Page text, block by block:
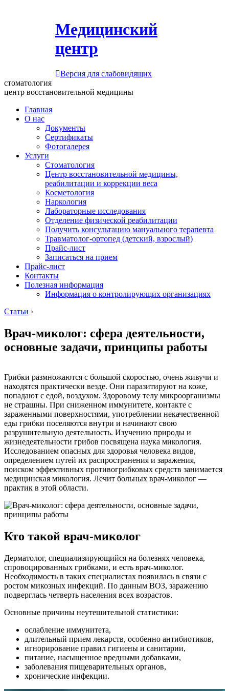
Медицинский
центр
Версия для слабовидящих
стоматология
центр восстановительной медицины
Главная
О нас
Документы
Сертификаты
Фотогалерея
Услуги
Стоматология
Центр восстановительной медицины,
реабилитации и коррекции веса
Косметология
Наркология
Лабораторные исследования
Отделение физической реабилитации
Получить консультацию мануального терапевта
Травматолог-ортопед (детский, взрослый)
Прайс-лист
Записаться на прием
Прайс-лист
Контакты
Полезная информация
Информация о контролирующих организациях
Статьи ›
Врач-миколог: сфера деятельности,
основные задачи, принципы работы
Грибки размножаются с большой скоростью, очень живучи и
находятся практически везде. Они паразитируют на коже,
попадают с едой, воздухом. Здоровому телу микроорганизмы
не страшны. При сниженном иммунитете, контакте с
зараженными поверхностями, употреблении некачественной
еды грибки поселяются внутри и начинают свою
разрушительную деятельность. Изучению природы и
жизнедеятельности грибов посвящена наука микология.
Исследованием опасных для здоровья человека видов,
определением путей их распространения и заражения,
поиском эффективных противогрибковых средств занимается
медицинская микология. Лечит больных врач-миколог —
практик в этой области.
Кто такой врач-миколог
Дерматолог, специализирующийся на болезнях человека,
спровоцированных грибками, и есть врач-миколог.
Необходимость в таких специалистах появилась в связи с
ростом микозных инфекций. По данным ВОЗ, заражению
подверглась четверть населения всех возрастов.
Основные причины неутешительной статистики:
ослабление иммунитета,
длительный прием лекарств, особенно антибиотиков,
игнорирование правил гигиены и санитарии,
питание, насыщенное вредными добавками,
заболевания пищеварительных органов,
хронические инфекции.